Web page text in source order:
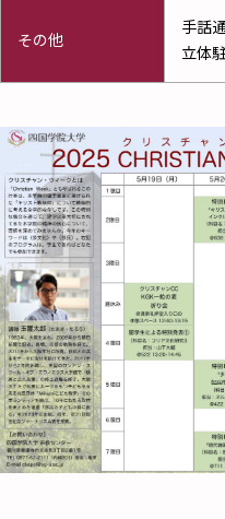
その他
手話
立体